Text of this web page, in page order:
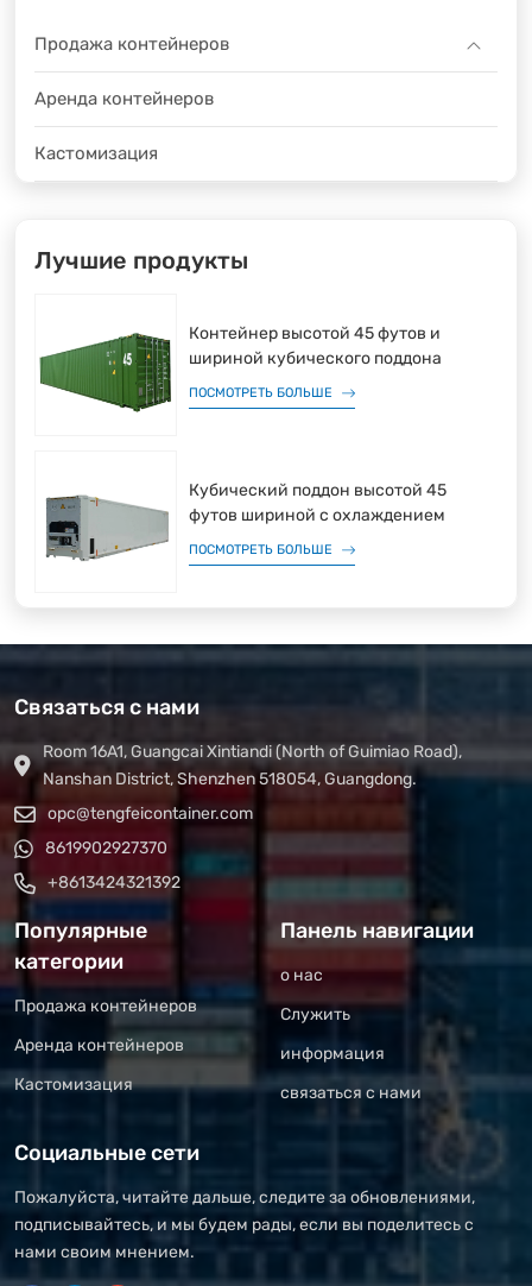
Продажа контейнеров
Аренда контейнеров
Кастомизация
Лучшие продукты
Контейнер высотой 45 футов и
шириной кубического поддона
ПОСМОТРЕТЬ БОЛЬШЕ
Кубический поддон высотой 45
футов шириной с охлаждением
ПОСМОТРЕТЬ БОЛЬШЕ
Связаться с нами
Room 16A1, Guangcai Xintiandi (North of Guimiao Road),
Nanshan District, Shenzhen 518054, Guangdong.
opc@tengfeicontainer.com
8619902927370
+8613424321392
Популярные
категории
Продажа контейнеров
Аренда контейнеров
Кастомизация
Панель навигации
о нас
Служить
информация
связаться с нами
Социальные сети
Пожалуйста, читайте дальше, следите за обновлениями,
подписывайтесь, и мы будем рады, если вы поделитесь с
нами своим мнением.